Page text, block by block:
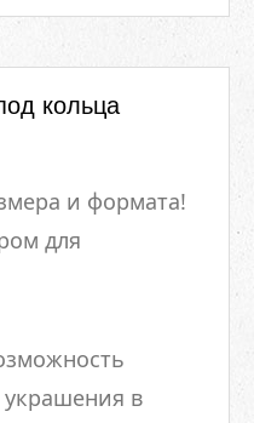
кольца
и формата!
для
украшения в